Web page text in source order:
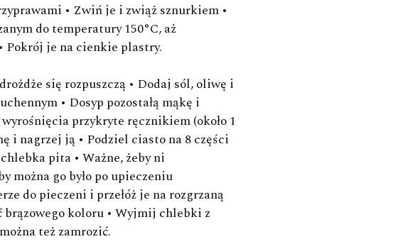
krojonych pomidorów
KEBABU
czosnku
tureckiego jogurtu
rzadkiego twarogu
oliwy
cienko pokrojonej
• Zwiń je i zwiąż sznurkiem •
do temperatury 150°C, aż
Pokrój je na cienkie plastry.
się rozpuszczą • Dodaj sól, oliwę i
• Dosyp pozostałą mąkę i
przykryte ręcznikiem (około 1
i nagrzej ją • Podziel ciasto na 8 części
pita • Ważne, żeby ni
można go było po upieczeniu
do pieczeni i przełóż je na rozgrzaną
brązowego koloru • Wyjmij chlebki z
też zamrozić.